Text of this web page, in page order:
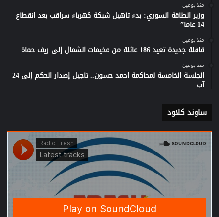
منذ يومين
وزير الطاقة السوري: بدء تاهيل شبكة كهرباء سراقب بعد انقطاع
14 عاما”
منذ يومين
قافلة جديدة تعيد 186 عائلة من مخيمات الشمال إلى ريف حماة
منذ يومين
الجلسة الخامسة لمحاكمة احمد حسون.. تاجيل إصدار الحكم إلى 24
آب
ساوند كلاود